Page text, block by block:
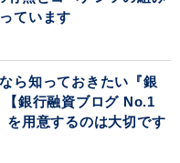
ています
ら知っておきたい『銀
銀行融資ブログ No.1
を用意するのは大切です